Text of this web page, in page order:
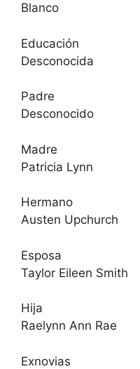
Blanco
Educación
Desconocida
Padre
Desconocido
Madre
Patricia Lynn
Hermano
Austen Upchurch
Esposa
Taylor Eileen Smith
Hija
Raelynn Ann Rae
Exnovias